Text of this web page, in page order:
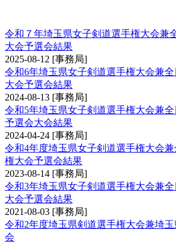
令和７年埼玉県女子剣道選手権大会兼
大会予選会結果
2025-08-12 [事務局]
令和6年埼玉県女子剣道選手権大会兼
大会予選会結果
2024-08-13 [事務局]
令和5年埼玉県女子剣道選手権大会兼
予選会大会結果
2024-04-24 [事務局]
令和4年度埼玉県女子剣道選手権大会
権大会予選会結果
2023-08-14 [事務局]
令和3年埼玉県女子剣道選手権大会兼
大会予選会結果
2021-08-03 [事務局]
令和2年度埼玉県剣道選手権大会兼埼
会